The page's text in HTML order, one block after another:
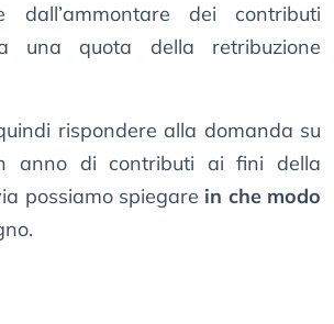
dall’ammontare dei contributi
una quota della retribuzione
rispondere alla domanda su
anno di contributi ai fini della
possiamo spiegare in che modo